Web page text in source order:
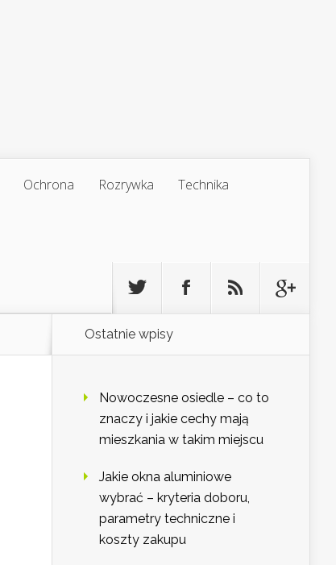
Ochrona Rozrywka Technika
Ostatnie wpisy
Nowoczesne osiedle – co to
znaczy i jakie cechy mają
mieszkania w takim miejscu
Jakie okna aluminiowe
wybrać – kryteria doboru,
parametry techniczne i
koszty zakupu